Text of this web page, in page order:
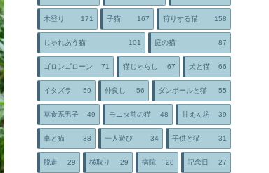
木登り 171 子猫 167 狩りする猫 158
じゃれあう猫 101 庭の猫 87
ゴロンゴローン 71 猫じゃらし 67 犬と猫 66
イタズラ 59 仲良し 56 ダンボールと猫 55
草食系男子 49 モニタ前の猫 48 甘えん坊 39
車と猫 38 一人遊び 34 子供と猫 31
脱走 29 横取り 29 病院 28 記念日 27